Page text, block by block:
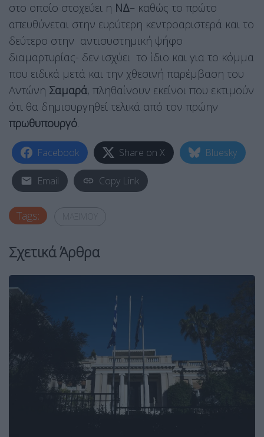
στο οποίο στοχεύει η ΝΔ– καθώς το πρώτο
απευθύνεται στην ευρύτερη κεντροαριστερά και το
δεύτερο στην αντισυστημική ψήφο
διαμαρτυρίας- δεν ισχύει το ίδιο και για το κόμμα
που ειδικά μετά και την χθεσινή παρέμβαση του
Αντώνη Σαμαρά, πληθαίνουν εκείνοι που εκτιμούν
ότι θα δημιουργηθεί τελικά από τον πρώην
πρωθυπουργό.
Facebook Share on X Bluesky
Email Copy Link
Tags:
Σχετικά Άρθρα